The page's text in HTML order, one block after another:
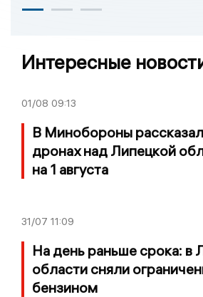
Интересные
01/08 09:13
В Минобороны
дронах над Липецкой
на 1 августа
31/07 11:09
На день раньше срока: в
области сняли
бензином